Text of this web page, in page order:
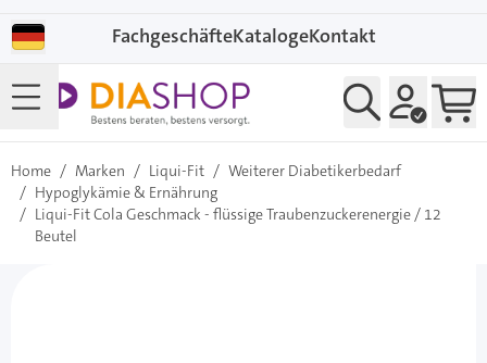
FachgeschäfteKatalogeKontakt
Home / Marken / Liqui-Fit / Weiterer Diabetikerbedarf
/ Hypoglykämie & Ernährung
/ Liqui-Fit Cola Geschmack - flüssige Traubenzuckerenergie / 12
Beutel